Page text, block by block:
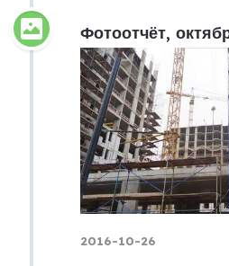
Фотоотчёт,
2016-10-26